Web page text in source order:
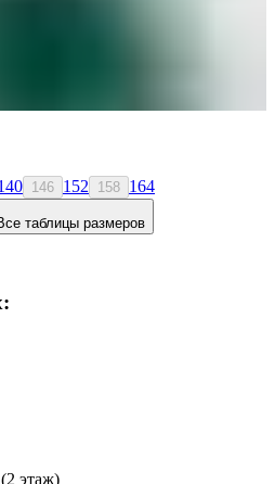
146 152 158 164
таблицы размеров
этаж)